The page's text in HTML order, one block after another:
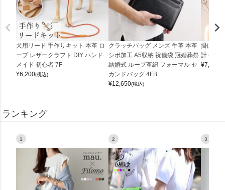
犬用リード 手作りキット 本革 ロ
ープ レザークラフト DIY ハンド
メイド 初心者 7F
¥6,200(税込)
クラッチバッグ メンズ 牛革 本革
シボ加工 A5収納 祝儀袋 冠婚葬祭
結婚式 ループ革紐 フォーマル セ
カンドバッグ 4FB
¥12,650(税込)
掛け時
計
¥7,150
ランキング
1 2 3